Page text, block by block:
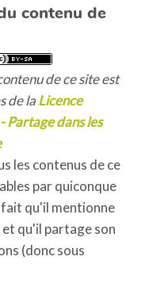
contenu de
de ce site est
de laLicence
dans les
les contenus de ce
par quiconque
qu'il mentionne
qu'il partage son
(donc sous